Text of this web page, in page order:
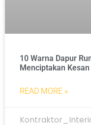
10 Warna Dapur
Menciptakan
READ MORE »